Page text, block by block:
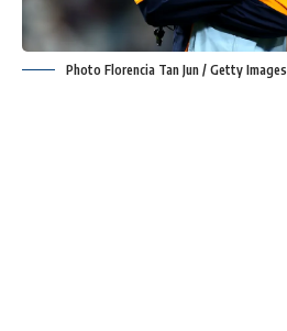
Photo Florencia Tan Jun / Getty Images